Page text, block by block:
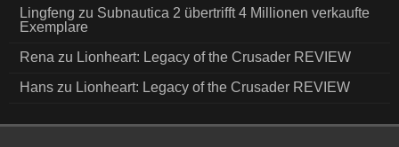
Lingfeng zu Subnautica 2 übertrifft 4 Millionen verkaufte
Exemplare
Rena zu Lionheart: Legacy of the Crusader REVIEW
Hans zu Lionheart: Legacy of the Crusader REVIEW